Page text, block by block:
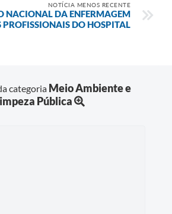
NOTÍCIA MENOS RECENTE
NACIONAL DA ENFERMAGEM
PROFISSIONAIS DO HOSPITAL
categoria Meio Ambiente e
Pública